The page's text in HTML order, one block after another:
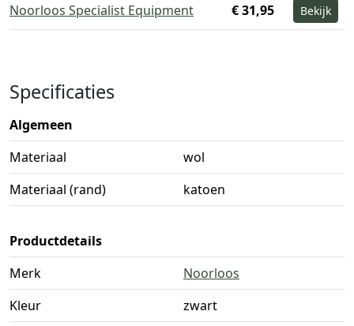
Noorloos Specialist Equipment
€ 31,95 Bekijk
Specificaties
Algemeen
Materiaal
wol
Materiaal (rand)
katoen
Productdetails
Merk
Noorloos
Kleur
zwart